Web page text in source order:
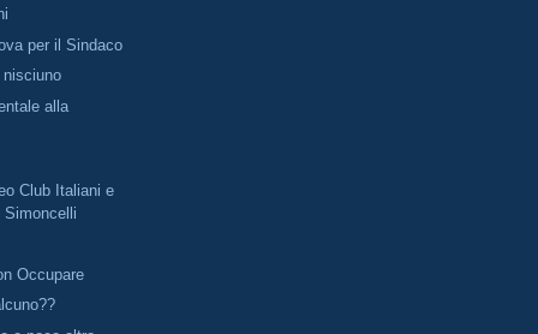
per il Sindaco
alla
Club Italiani e
Simoncelli
Occupare